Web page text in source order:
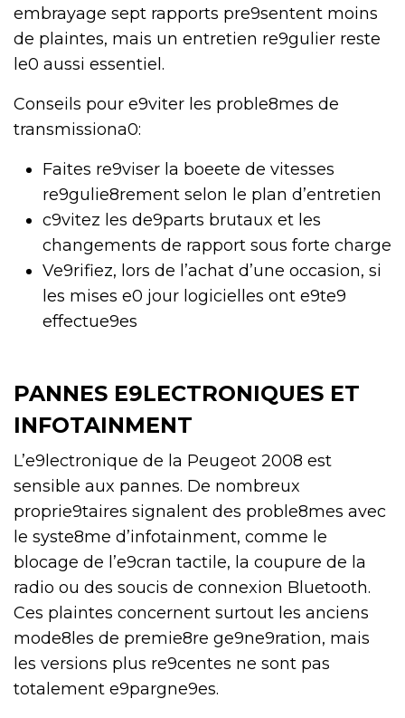
embrayage sept rapports pre9sentent moins
de plaintes, mais un entretien re9gulier reste
le0 aussi essentiel.
Conseils pour e9viter les proble8mes de
transmissiona0:
Faites re9viser la boeete de vitesses
re9gulie8rement selon le plan d’entretien
c9vitez les de9parts brutaux et les
changements de rapport sous forte charge
Ve9rifiez, lors de l’achat d’une occasion, si
les mises e0 jour logicielles ont e9te9
effectue9es
PANNES E9LECTRONIQUES ET
INFOTAINMENT
L’e9lectronique de la Peugeot 2008 est
sensible aux pannes. De nombreux
proprie9taires signalent des proble8mes avec
le syste8me d’infotainment, comme le
blocage de l’e9cran tactile, la coupure de la
radio ou des soucis de connexion Bluetooth.
Ces plaintes concernent surtout les anciens
mode8les de premie8re ge9ne9ration, mais
les versions plus re9centes ne sont pas
totalement e9pargne9es.